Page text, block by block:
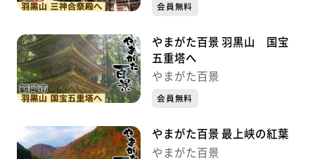
会員無料
やまがた百景 羽黒山 国宝
五重塔へ
やまがた百景
会員無料
やまがた百景 最上峡の紅葉
やまがた百景